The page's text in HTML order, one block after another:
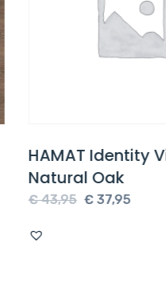
HAMAT Identity
Natural Oak
€43,95 €37,95